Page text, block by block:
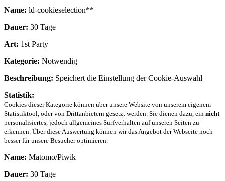
Name: ld-cookieselection**
Dauer: 30 Tage
Art: 1st Party
Kategorie: Notwendig
Beschreibung: Speichert die Einstellung der Cookie-Auswahl
Statistik:
Cookies dieser Kategorie können über unsere Website von unserem eigenem
Statistiktool, oder von Drittanbietern gesetzt werden. Sie dienen dazu, ein nicht
personalisiertes, jedoch allgemeines Surfverhalten auf unseren Seiten zu
erkennen. Über diese Auswertung können wir das Angebot der Webseite noch
besser für unsere Besucher optimieren.
Name: Matomo/Piwik
Dauer: 30 Tage